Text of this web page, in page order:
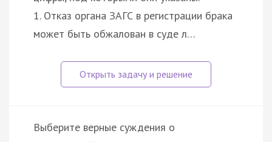
1. Отказ органа ЗАГС в регистрации брака
может быть обжалован в суде л…
Выберите верные суждения о